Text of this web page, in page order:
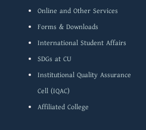
Online and Other Services
Forms & Downloads
International Student Affairs
SDGs at CU
Institutional Quality Assurance
Cell (IQAC)
Affiliated College